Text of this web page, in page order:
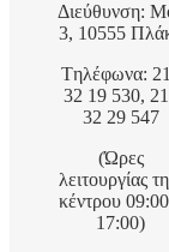
Διεύθυνση:
3, 10555
Tηλέφωνα:
32 19 530,
32 29 547
(Ώρες
λειτουργίας
κέντρου
17:00)